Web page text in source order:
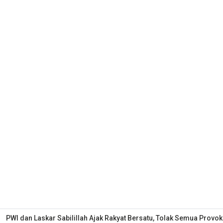
PWI dan Laskar Sabilillah Ajak Rakyat Bersatu, Tolak Semua